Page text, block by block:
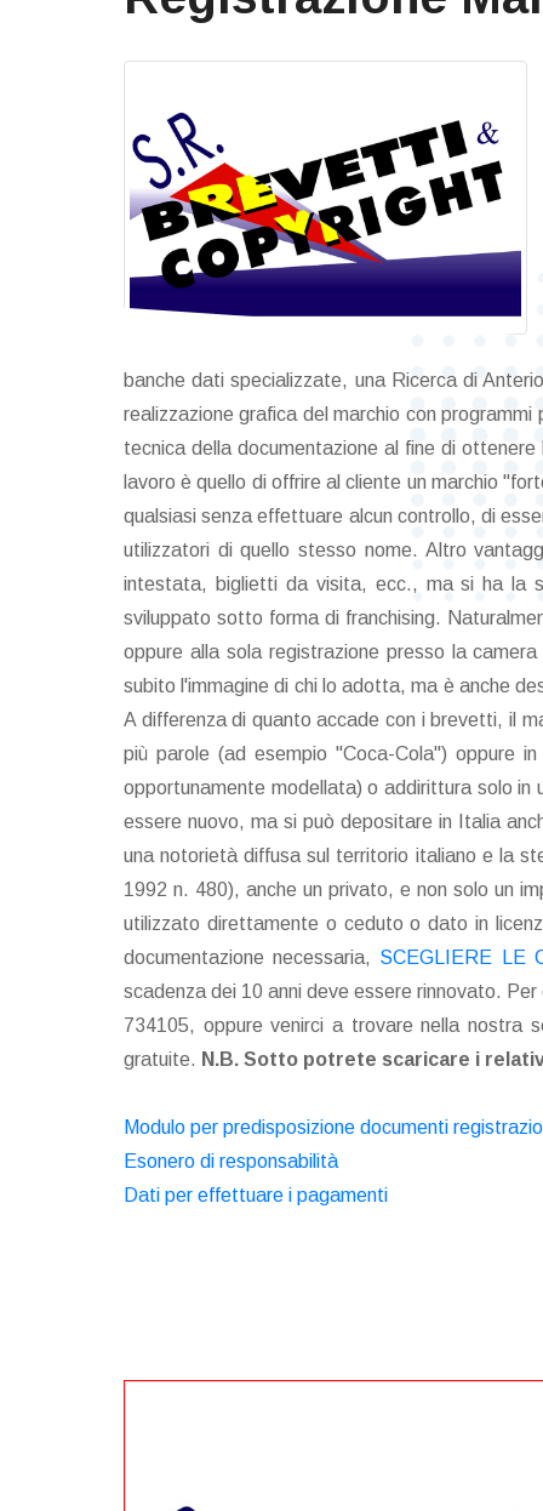
banche dati specializzate, una Ricerca di
realizzazione grafica del marchio con
tecnica della documentazione al fine di
lavoro è quello di offrire al cliente un marchio
qualsiasi senza effettuare alcun controllo, di
utilizzatori di quello stesso nome. Altro
intestata, biglietti da visita, ecc., ma si ha la
sviluppato sotto forma di franchising.
oppure alla sola registrazione presso la
subito l'immagine di chi lo adotta, ma è anche
A differenza di quanto accade con i brevetti, il
più parole (ad esempio "Coca-Cola") oppure
opportunamente modellata) o addirittura solo in
essere nuovo, ma si può depositare in Italia
una notorietà diffusa sul territorio italiano e la
1992 n. 480), anche un privato, e non solo un
utilizzato direttamente o ceduto o dato in
documentazione necessaria, SCEGLIERE LE
scadenza dei 10 anni deve essere rinnovato.
734105, oppure venirci a trovare nella nostra
gratuite. N.B. Sotto potrete scaricare i
Modulo per predisposizione documenti
Esonero di responsabilità
Dati per effettuare i pagamenti